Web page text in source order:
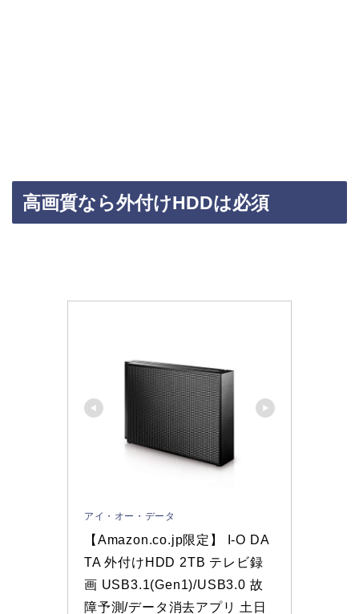
高画質なら外付けHDDは必須
アイ・オー・データ
【Amazon.co.jp限定】 I-O DA
TA 外付けHDD 2TB テレビ録
画 USB3.1(Gen1)/USB3.0 故
障予測/データ消去アプリ 土日